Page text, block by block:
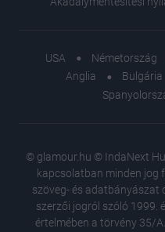
USA Németország
Anglia
Bulgária
© glamour.hu © IndaNext
kapcsolatban minden jog
szöveg- és adatbányászat
szerzői jogról szóló 1999.
értelmében a törvény 35/